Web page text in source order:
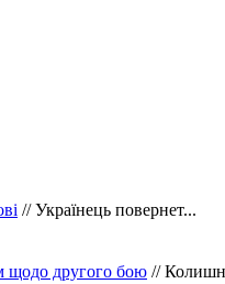
// Українець повернет...
щодо другого бою //